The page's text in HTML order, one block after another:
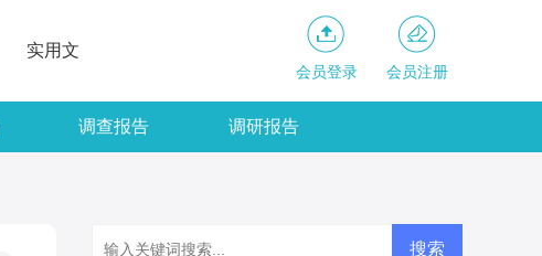
实用文
会员登录 会员注册
调查报告 调研报告